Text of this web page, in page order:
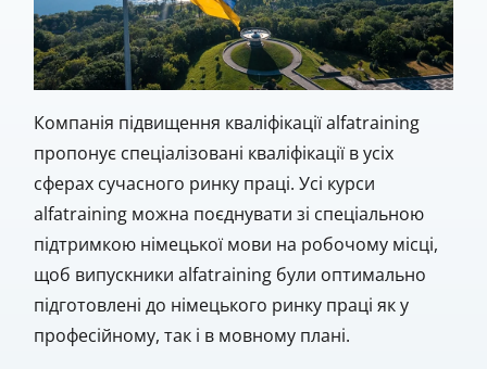
Компанія підвищення кваліфікації alfatraining
пропонує спеціалізовані кваліфікації в усіх
сферах сучасного ринку праці. Усі курси
alfatraining можна поєднувати зі спеціальною
підтримкою німецької мови на робочому місці,
щоб випускники alfatraining були оптимально
підготовлені до німецького ринку праці як у
професійному, так і в мовному плані.